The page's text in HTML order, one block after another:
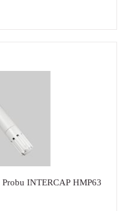
Probu INTERCAP HMP63